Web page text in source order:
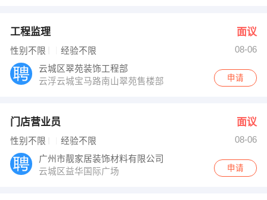
工程监理 面议
性别不限 经验不限
08-06
云城区翠苑装饰工程部
云浮云城宝马路南山翠苑售楼部
申请
门店营业员 面议
性别不限 经验不限
08-06
广州市靓家居装饰材料有限公司
云城区益华国际广场
申请